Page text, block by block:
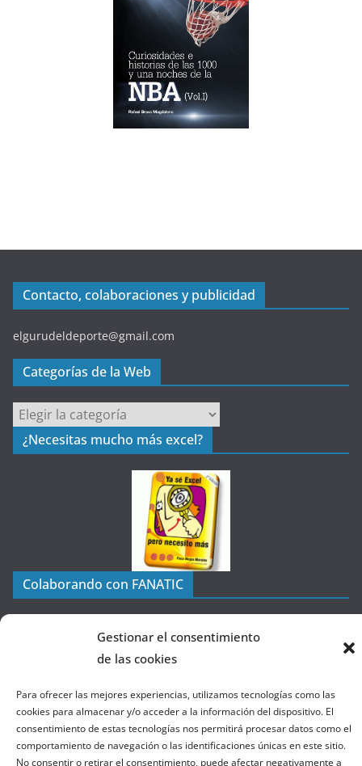
Contacto, colaboraciones y publicidad
elgurudeldeporte@gmail.com
Categorías de la Web
a
t
a
d
W
e
b
¿Necesitas mucho más excel?
Colaborando con FANATIC
Gestionar el consentimiento
de las cookies
Para ofrecer las mejores experiencias, utilizamos tecnologías como las
cookies para almacenar y/o acceder a la información del dispositivo. El
consentimiento de estas tecnologías nos permitirá procesar datos como el
comportamiento de navegación o las identificaciones únicas en este sitio.
No consentir o retirar el consentimiento, puede afectar negativamente a